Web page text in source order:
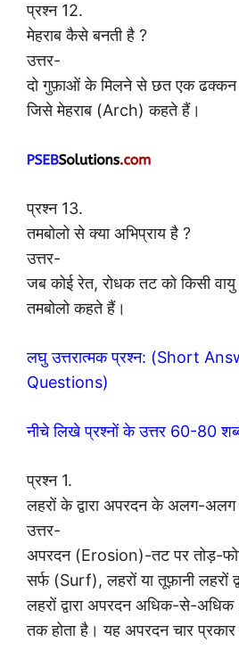
प्रश्न 12.
मेहराब कैसे बनती है ?
उत्तर-
दो गुफ़ाओं के मिलने से छत एक ढक्कन
जिसे मेहराब (Arch) कहते हैं।
प्रश्न 13.
तमबोलो से क्या अभिप्राय है ?
उत्तर-
जब कोई रेत, रोधक तट को किसी
तमबोलो कहते हैं।
लघु उत्तरात्मक प्रश्न: (Short
Questions)
नीचे लिखे प्रश्नों के उत्तर 60-80
प्रश्न 1.
लहरों के द्वारा अपरदन के अलग-अलग
उत्तर-
अपरदन (Erosion)-तट पर तोड़-
सर्फ (Surf), लहरों या तूफ़ानी लहरों
लहरों द्वारा अपरदन अधिक-से-अधिक
तक होता है। यह अपरदन चार प्रकार